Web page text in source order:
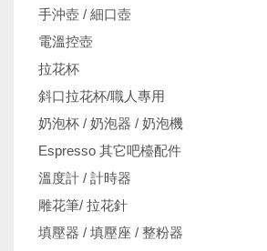
手沖壺 / 細口壺
電溫控壺
拉花杯
斜口拉花杯/職人專用
奶泡杯 / 奶泡器 / 奶泡機
Espresso 其它吧檯配件
溫度計 / 計時器
雕花筆/ 拉花針
填壓器 / 填壓座 / 整粉器